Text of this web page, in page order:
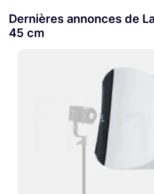
Dernières annonces de
45 cm